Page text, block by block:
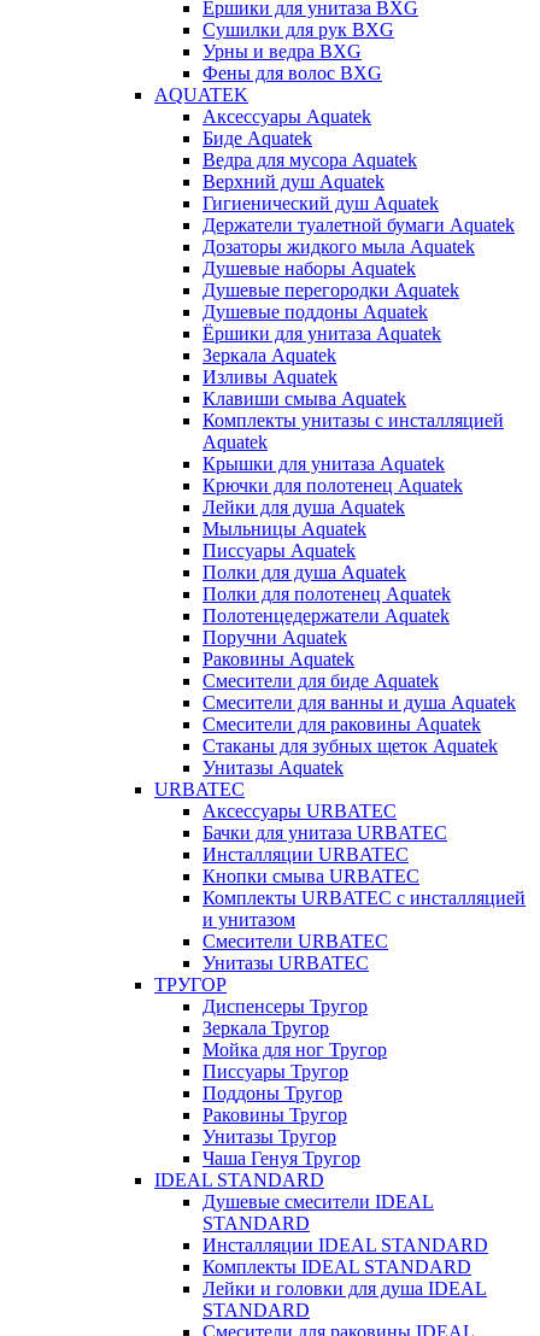
Ершики для унитаза BXG
Сушилки для рук BXG
Урны и ведра BXG
Фены для волос BXG
AQUATEK
Аксессуары Aquatek
Биде Aquatek
Ведра для мусора Aquatek
Верхний душ Aquatek
Гигиенический душ Aquatek
Держатели туалетной бумаги Aquatek
Дозаторы жидкого мыла Aquatek
Душевые наборы Aquatek
Душевые перегородки Aquatek
Душевые поддоны Aquatek
Ёршики для унитаза Aquatek
Зеркала Aquatek
Изливы Aquatek
Клавиши смыва Aquatek
Комплекты унитазы с инсталляцией
Aquatek
Крышки для унитаза Aquatek
Крючки для полотенец Aquatek
Лейки для душа Aquatek
Мыльницы Aquatek
Писсуары Aquatek
Полки для душа Aquatek
Полки для полотенец Aquatek
Полотенцедержатели Aquatek
Поручни Aquatek
Раковины Aquatek
Смесители для биде Aquatek
Смесители для ванны и душа Aquatek
Смесители для раковины Aquatek
Стаканы для зубных щеток Aquatek
Унитазы Aquatek
URBATEC
Аксессуары URBATEC
Бачки для унитаза URBATEC
Инсталляции URBATEC
Кнопки смыва URBATEC
Комплекты URBATEC с инсталляцией
и унитазом
Смесители URBATEC
Унитазы URBATEC
ТРУГОР
Диспенсеры Тругор
Зеркала Тругор
Мойка для ног Тругор
Писсуары Тругор
Поддоны Тругор
Раковины Тругор
Унитазы Тругор
Чаша Генуя Тругор
IDEAL STANDARD
Душевые смесители IDEAL
STANDARD
Инсталляции IDEAL STANDARD
Комплекты IDEAL STANDARD
Лейки и головки для душа IDEAL
STANDARD
Смесители для раковины IDEAL